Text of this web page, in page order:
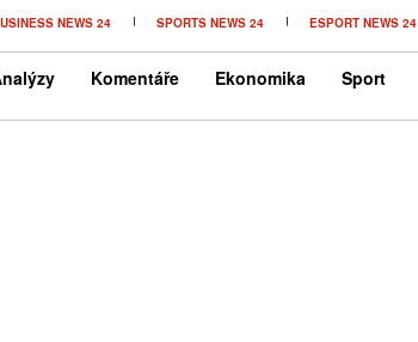
NEWS 24 SPORTS NEWS 24 ESPORT NEWS 24
Komentáře Ekonomika Sport